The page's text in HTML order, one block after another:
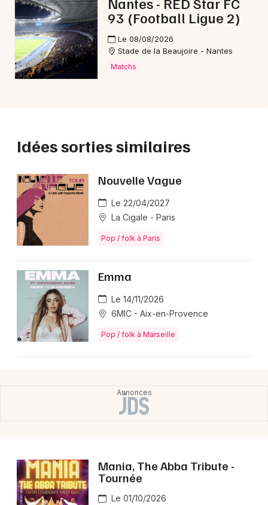
attention : découvrezMeimuna, Deloraineou encore
The EltonTribute - Elton John Experiencepour
prolonger le plaisir musical.
Vous pourrez voir Soulidified jusqu'au vendredi
02/10/2026.
🎟️ Comment acheter des billets pour Soulidified
en concert ?
Les billets pour le What's Your Name Tour de
Soulidified sont disponibles via , à partir de 34,50 €; la
demande est soutenue et les quantités sont limitées.
📍 Où se déroule le concert de Soulidified ?
Soulidified sera prochainement dans la ville suivante :
Paris.
🎶 Quoi attendre du concert de Soulidified ?
scénique portée par la complicité de ses quatre
93 (Football Ligue 2)
Le 08/08/2026
Stade de la Beaujoire - Nantes
Matchs
Idées sorties similaires
Nouvelle Vague
Le 22/04/2027
La Cigale - Paris
Pop / folk à Paris
Emma
Le 14/11/2026
6MIC - Aix-en-Provence
Pop / folk à Marseille
Mania, The Abba Tribute -
Tournée
Le 01/10/2026